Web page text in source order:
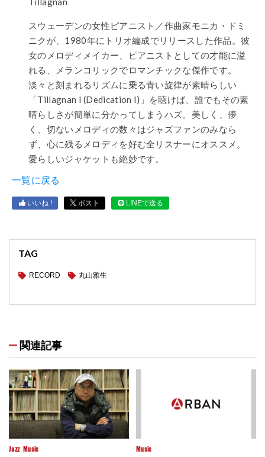
スウェーデンの女性ピアニスト／作曲家モニカ・ドミ
ニクが、1980年にトリオ編成でリリースした作品。彼
女のメロディメイカー、ピアニストとしての才能に溢
れる、メランコリックでロマンチックな傑作です。
淡々と刻まれるリズムに乗る青い旋律が素晴らしい
「Tillagnan I (Dedication I)」を聴けば、誰でもその素
晴らしさが簡単に分かってしまうハズ。美しく、儚
く、切ないメロディの数々はジャズファンのみなら
ず、心に残るメロディを好む全リスナーにオススメ。
愛らしいジャケットも絶妙です。
一覧に戻る
いいね ! ポスト LINEで送る
TAG
RECORD 丸山雅生
関連記事
Jazz Music
Music